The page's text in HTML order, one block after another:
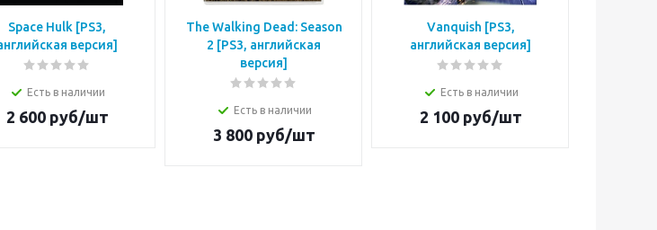
Space Hulk [PS3,
версия]
Есть в наличии
2 600руб/шт
The Walking Dead: Season
2 [PS3, английская
версия]
Есть в наличии
3 800руб/шт
Vanquish [PS3,
английская версия]
Есть в наличии
2 100руб/шт